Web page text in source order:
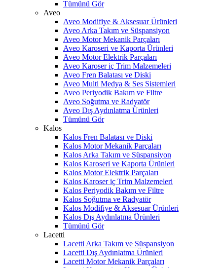
Tümünü Gör
Aveo
Aveo Modifiye & Aksesuar Ürünleri
Aveo Arka Takım ve Süspansiyon
Aveo Motor Mekanik Parçaları
Aveo Karoseri ve Kaporta Ürünleri
Aveo Motor Elektrik Parçaları
Aveo Karoser iç Trim Malzemeleri
Aveo Fren Balatası ve Diski
Aveo Multi Medya & Ses Sistemleri
Aveo Periyodik Bakım ve Filtre
Aveo Soğutma ve Radyatör
Aveo Dış Aydınlatma Ürünleri
Tümünü Gör
Kalos
Kalos Fren Balatası ve Diski
Kalos Motor Mekanik Parçaları
Kalos Arka Takım ve Süspansiyon
Kalos Karoseri ve Kaporta Ürünleri
Kalos Motor Elektrik Parçaları
Kalos Karoser iç Trim Malzemeleri
Kalos Periyodik Bakım ve Filtre
Kalos Soğutma ve Radyatör
Kalos Modifiye & Aksesuar Ürünleri
Kalos Dış Aydınlatma Ürünleri
Tümünü Gör
Lacetti
Lacetti Arka Takım ve Süspansiyon
Lacetti Dış Aydınlatma Ürünleri
Lacetti Motor Mekanik Parçaları